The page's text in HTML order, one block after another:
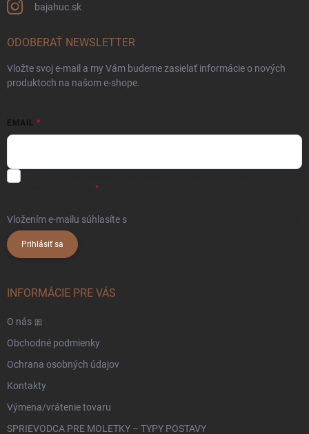
bajahuc.sk
ODOBERAŤ NEWSLETTER
Vložte svoj e-mail a my Vám budeme zasielať informácie o nových
produktoch na našom e-shope.
EMAIL
Vložením e-mailu súhlasíte s
Prihlásiť sa
INFORMÁCIE PRE VÁS
O nás 🎀
Obchodné podmienky
Ochrana osobných údajov
Kontakty
Výmena/vrátenie tovaru
SPRIEVODCA PRE MOLETKY – TYPY POSTAVY